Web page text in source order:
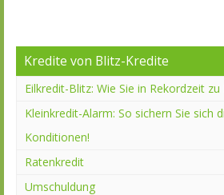
Kredite von Blitz-Kredite
Eilkredit-Blitz: Wie Sie in Rekordzeit
Kleinkredit-Alarm: So sichern Sie sich
Konditionen!
Ratenkredit
Umschuldung